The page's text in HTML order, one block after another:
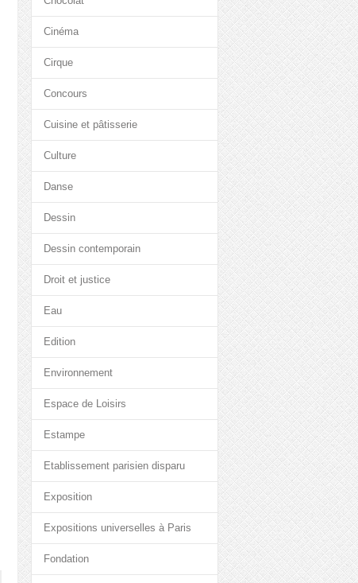
Cinéma
Cirque
Concours
Cuisine et pâtisserie
Culture
Danse
Dessin
Dessin contemporain
Droit et justice
Eau
Edition
Environnement
Espace de Loisirs
Estampe
Etablissement parisien disparu
Exposition
Expositions universelles à Paris
Fondation